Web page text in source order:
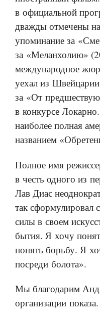
в официальной
дважды отмечены
упоминание за
за «Меланхолию»
международное
уехал из
за «От
в конкурсе
наиболее полная
названием
Полное имя
в честь одного из
Лав Диас
так сформулировал
силы в своем
бытия. Я хочу
понять борьбу. Я
посреди болота».
Мы благодарим
организации показа.